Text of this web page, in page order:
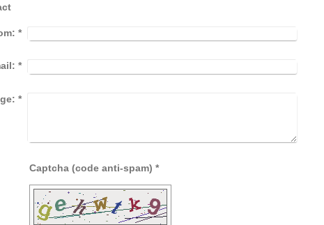
*
*
*
Captcha (code anti-spam) *